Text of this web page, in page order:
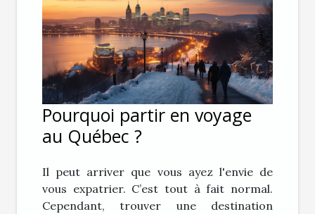
Pourquoi partir en voyage
au Québec ?
Il peut arriver que vous ayez l'envie de
vous expatrier. C’est tout à fait normal.
Cependant, trouver une destination